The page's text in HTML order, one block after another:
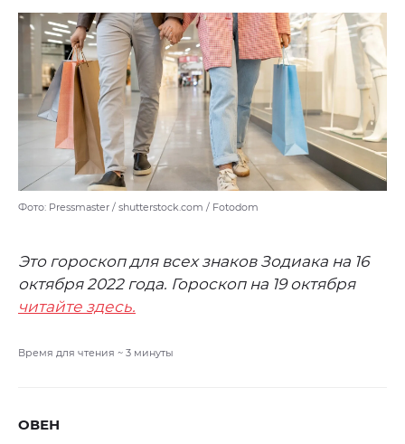
Фото: Pressmaster / shutterstock.com / Fotodom
Это гороскоп для всех знаков Зодиака на 16
октября 2022 года. Гороскоп на 19 октября
читайте здесь.
Время для чтения ~ 3 минуты
ОВЕН